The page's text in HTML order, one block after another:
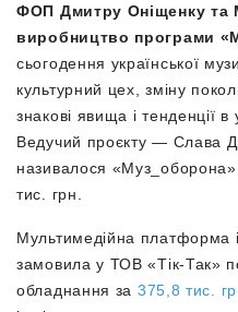
ФОП Дмитру Оніщенку та
виробництво програми
сьогодення української
культурний цех, зміну
знакові явища і тенденції в
Ведучий проєкту — Слава
називалося
тис. грн.
Мультимедійна платформа
замовила у ТОВ «Тік-Так»
обладнання за 375,8 тис.